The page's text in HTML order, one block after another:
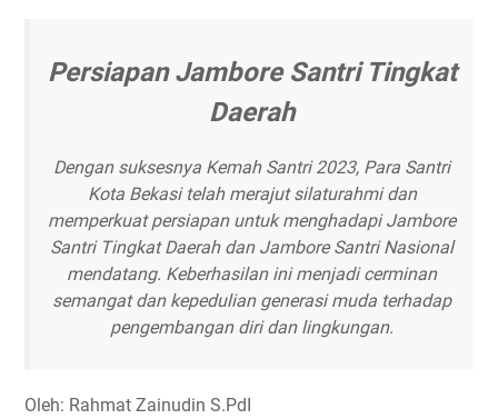
Persiapan Jambore Santri Tingkat
Daerah
Dengan suksesnya Kemah Santri 2023, Para Santri
Kota Bekasi telah merajut silaturahmi dan
memperkuat persiapan untuk menghadapi Jambore
Santri Tingkat Daerah dan Jambore Santri Nasional
mendatang. Keberhasilan ini menjadi cerminan
semangat dan kepedulian generasi muda terhadap
pengembangan diri dan lingkungan.
Oleh: Rahmat Zainudin S.PdI